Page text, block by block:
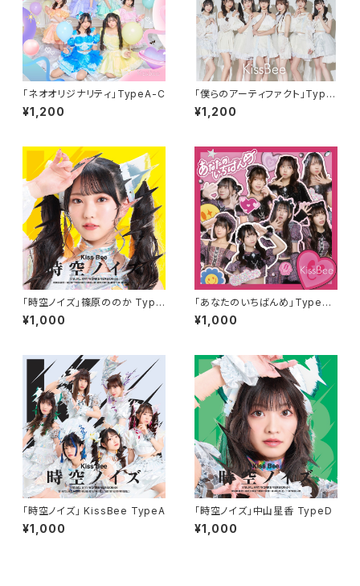
「ネオオリジナリティ」TypeA-C
¥1,200
「僕らのアーティファクト」Type
A-C
¥1,200
「時空ノイズ」篠原ののか Type
F
¥1,000
「あなたのいちばんめ」TypeA-
C
¥1,000
「時空ノイズ」 KissBee TypeA
¥1,000
「時空ノイズ」中山星香 TypeD
¥1,000